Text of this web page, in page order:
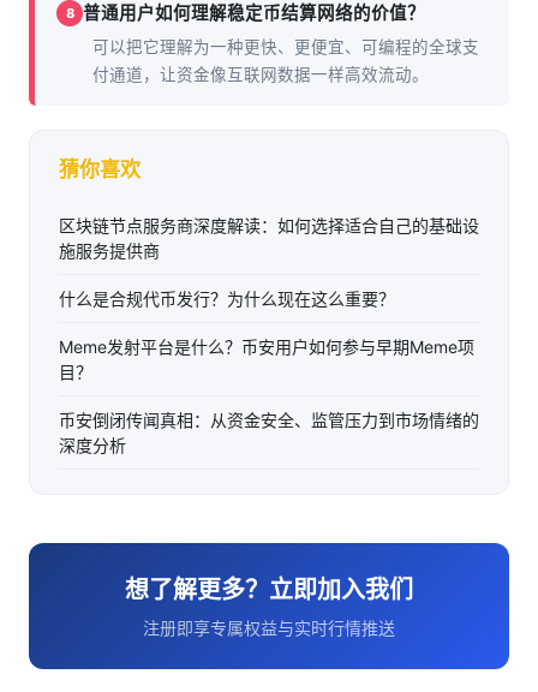
8 普通用户如何理解稳定币结算网络的价值？
可以把它理解为一种更快、更便宜、可编程的全球支
付通道，让资金像互联网数据一样高效流动。
猜你喜欢
区块链节点服务商深度解读：如何选择适合自己的基础设
施服务提供商
什么是合规代币发行？为什么现在这么重要？
Meme发射平台是什么？币安用户如何参与早期Meme项
目？
币安倒闭传闻真相：从资金安全、监管压力到市场情绪的
深度分析
想了解更多？立即加入我们
注册即享专属权益与实时行情推送